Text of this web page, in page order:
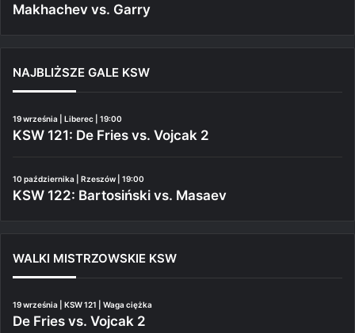
Makhachev vs. Garry
NAJBLIŻSZE GALE KSW
19 września | Liberec | 19:00
KSW 121: De Fries vs. Vojcak 2
10 października | Rzeszów | 19:00
KSW 122: Bartosiński vs. Masaev
WALKI MISTRZOWSKIE KSW
19 września | KSW 121 | Waga ciężka
De Fries vs. Vojcak 2